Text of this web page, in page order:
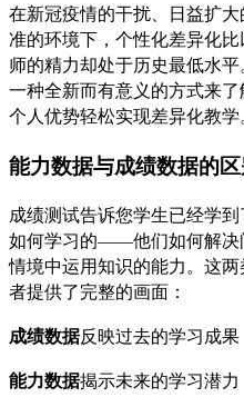
在新冠疫情的干扰、日益扩
准的环境下，个性化差异化
师的精力却处于历史最低水
一种全新而有意义的方式来
个人优势轻松实现差异化教学
能力数据与成绩数据的
成绩测试告诉您学生已经学
如何学习的——他们如何解决
情境中运用知识的能力。这
者提供了完整的画面：
成绩数据反映过去的学习成果
能力数据揭示未来的学习潜力